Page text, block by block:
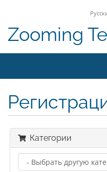
Zooming
Категории